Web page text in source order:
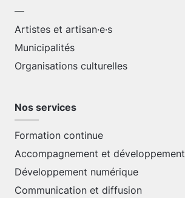
—
Artistes et artisan·e·s
Municipalités
Organisations culturelles
Nos services
Formation continue
Accompagnement et développement
Développement numérique
Communication et diffusion